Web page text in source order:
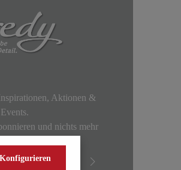
Aktionen &
Events.
und nichts mehr
Konfigurieren